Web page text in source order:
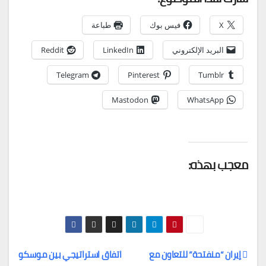
X فيس بوك طباعة
البريد الإلكتروني LinkedIn
Reddit
Tumblr
Pinterest
Telegram
WhatsApp
Mastodon
معجب بهذه:
اتفاق استراتيجي بين موسكو
إيران “منفتحة” للتعاون مع